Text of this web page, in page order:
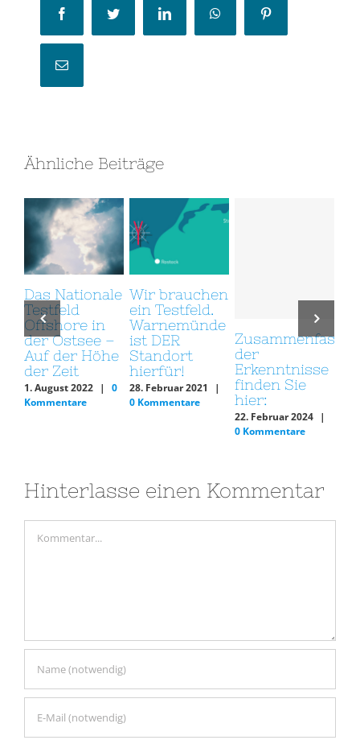
FacebookTwitter LinkedIn WhatsApp
E-
Ähnliche Beiträge
brauchen
Testfeld.
DER
Februar 2021 |
Zusammenfassung
der
Erkenntnisse
finden Sie
Innovation
für die
Offshore-
Windenergie
– Gestern,
heute und
morgen
21. September 2022
0 Kommentare
und
22. August
Hinterlasse einen Kommentar